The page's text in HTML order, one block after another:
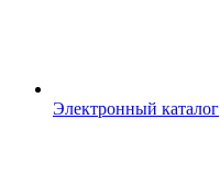
Электронный каталог